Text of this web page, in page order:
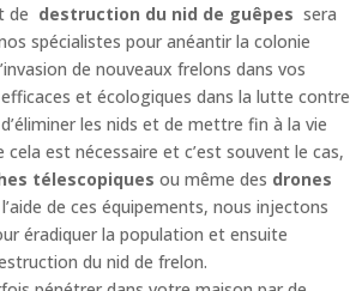
de destruction du nid de guêpes sera
spécialistes pour anéantir la colonie
de nouveaux frelons dans vos
et écologiques dans la lutte contre
les nids et de mettre fin à la vie
cela est nécessaire et c’est souvent le cas,
télescopiques ou même des drones
l’aide de ces équipements, nous injectons
éradiquer la population et ensuite
du nid de frelon.